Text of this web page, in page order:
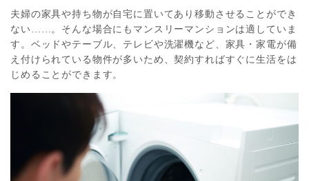
夫婦の家具や持ち物が自宅に置いてあり移動させることができ
ない……。そんな場合にもマンスリーマンションは適していま
す。ベッドやテーブル、テレビや洗濯機など、家具・家電が備
え付けられている物件が多いため、契約すればすぐに生活をは
じめることができます。